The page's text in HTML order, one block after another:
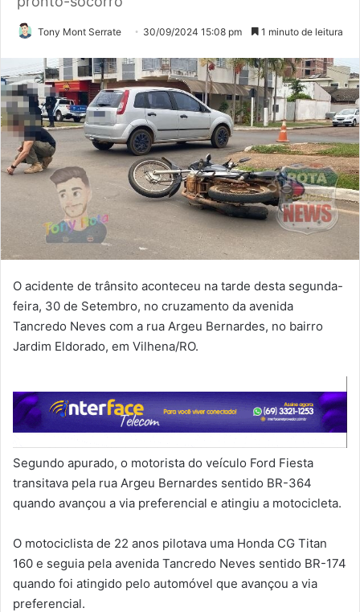
Tony Mont Serrate 30/09/2024 15:08 pm 1 minuto de leitura
O acidente de trânsito aconteceu na tarde desta segunda-
feira, 30 de Setembro, no cruzamento da avenida
Tancredo Neves com a rua Argeu Bernardes, no bairro
Jardim Eldorado, em Vilhena/RO.
Segundo apurado, o motorista do veículo Ford Fiesta
transitava pela rua Argeu Bernardes sentido BR-364
quando avançou a via preferencial e atingiu a motocicleta.
O motociclista de 22 anos pilotava uma Honda CG Titan
160 e seguia pela avenida Tancredo Neves sentido BR-174
quando foi atingido pelo automóvel que avançou a via
preferencial.